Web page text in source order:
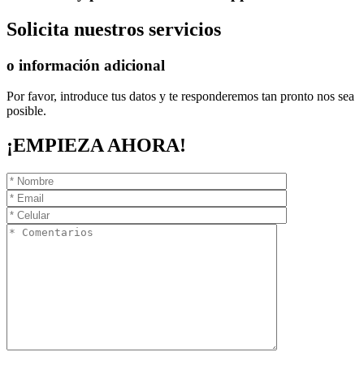
Solicita nuestros servicios
o información adicional
Por favor, introduce tus datos y te responderemos tan pronto nos sea
posible.
¡EMPIEZA AHORA!